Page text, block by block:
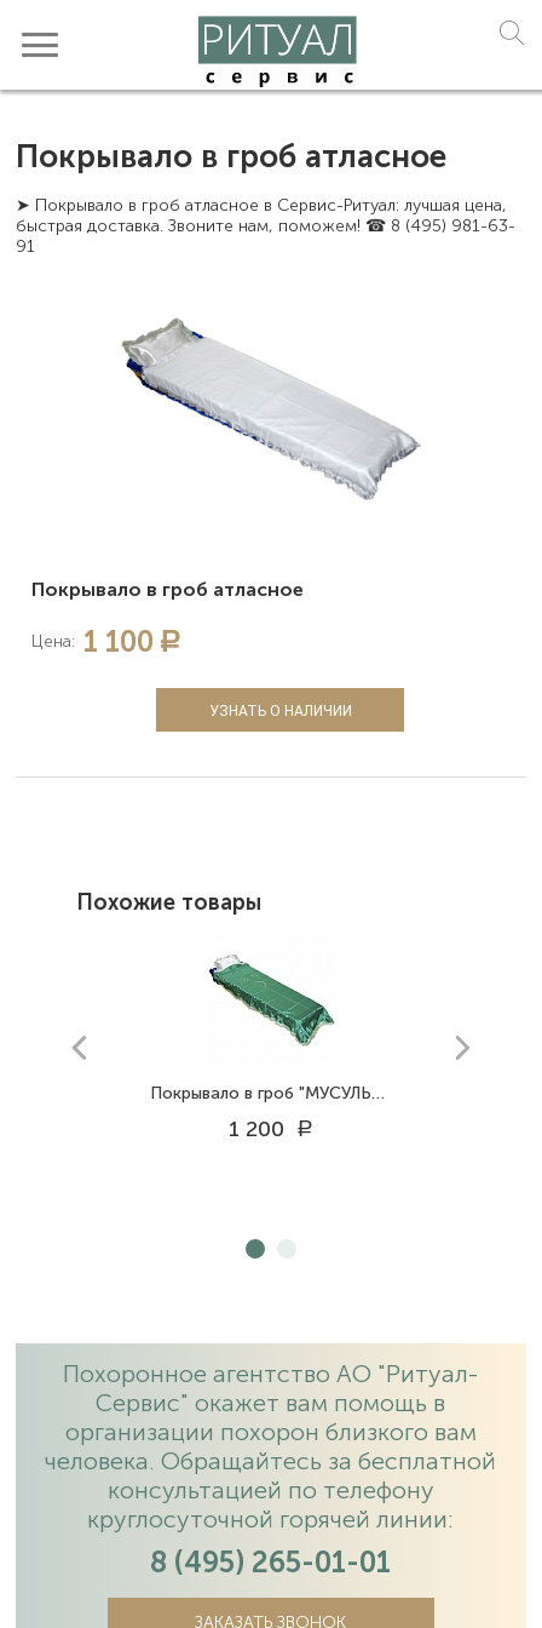
Покрывало в гроб атласное
➤ Покрывало в гроб атласное в Сервис-Ритуал: лучшая цена,
быстрая доставка. Звоните нам, поможем! ☎ 8 (495) 981-63-
91
Покрывало в гроб атласное
Цена: 1 100 a
УЗНАТЬ О НАЛИЧИИ
Похожие товары
Покрывало в гроб "МУСУЛЬМАНСКОЕ"
1 200 a
prev next
Похоронное агентство АО "Ритуал-
Сервис" окажет вам помощь в
организации похорон близкого вам
человека. Обращайтесь за бесплатной
консультацией по телефону
круглосуточной горячей линии:
8 (495) 265-01-01
ЗАКАЗАТЬ ЗВОНОК